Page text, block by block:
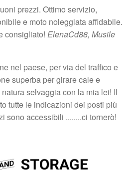
prezzi. Ottimo servizio,
e moto noleggiata affidabile.
consigliato! ElenaCd88, Musile
nel paese, per via del traffico e
superba per girare cale e
selvaggia con la mia lei! Il
tutte le indicazioni dei posti più
sono accessibili ........ci tornerò!